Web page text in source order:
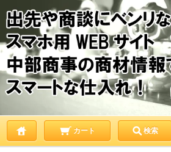
カート 検索